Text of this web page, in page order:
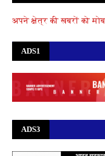
अपने क्षेत्र की खबरों को
ADS1
ADS3